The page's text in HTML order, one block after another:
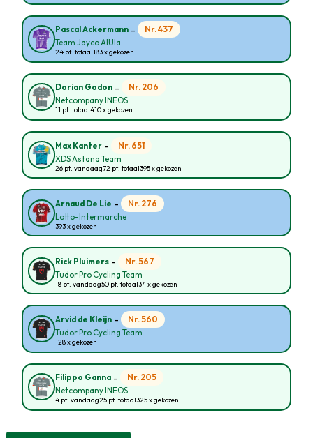
Pascal Ackermann - Nr. 437
Team Jayco AlUla
24 pt. totaal183 x gekozen
Dorian Godon - Nr. 206
Netcompany INEOS
11 pt. totaal410 x gekozen
Max Kanter - Nr. 651
XDS Astana Team
26 pt. vandaag72 pt. totaal395 x gekozen
Arnaud De Lie - Nr. 276
Lotto-Intermarche
393 x gekozen
Rick Pluimers - Nr. 567
Tudor Pro Cycling Team
18 pt. vandaag50 pt. totaal34 x gekozen
Arvid de Kleijn - Nr. 560
Tudor Pro Cycling Team
128 x gekozen
Filippo Ganna - Nr. 205
Netcompany INEOS
4 pt. vandaag25 pt. totaal325 x gekozen